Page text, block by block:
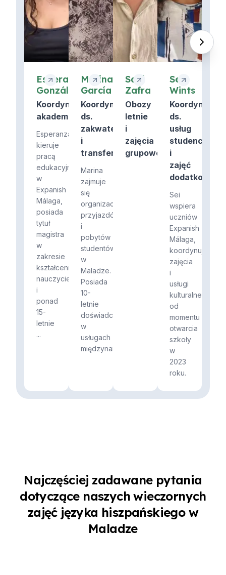
Esperanza
González
Koordynator
akademicki
Esperanza
kieruje
pracą
edukacyjną
w
Expanish
Málaga,
posiada
tytuł
magistra
w
zakresie
kształcenia
nauczycieli
i
ponad
15-
letnie
...
Marina
García
Koordynator
ds.
zakwaterowania
i
transferów
Marina
zajmuje
się
organizacją
przyjazdów
i
pobytów
studentów
w
Maladze.
Posiada
10-
letnie
doświadczenie
w
usługach
międzynarodowy...
Saúl
Zafra
Obozy
letnie
i
zajęcia
grupowe
Sei
Wints
Koordynator
ds.
usług
studenckich
i
zajęć
dodatkowych
Sei
wspiera
uczniów
Expanish
Málaga,
koordynując
zajęcia
i
usługi
kulturalne
od
momentu
otwarcia
szkoły
w
2023
roku.
Najczęściej zadawane pytania
dotyczące naszych wieczornych
zajęć języka hiszpańskiego w
Maladze